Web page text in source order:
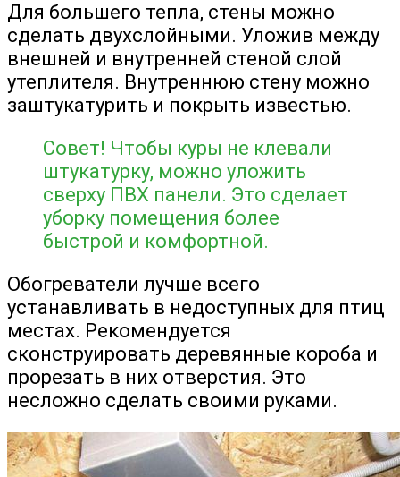
Для большего тепла, стены можно
сделать двухслойными. Уложив между
внешней и внутренней стеной слой
утеплителя. Внутреннюю стену можно
заштукатурить и покрыть известью.
Совет! Чтобы куры не клевали
штукатурку, можно уложить
сверху ПВХ панели. Это сделает
уборку помещения более
быстрой и комфортной.
Обогреватели лучше всего
устанавливать в недоступных для птиц
местах. Рекомендуется
сконструировать деревянные короба и
прорезать в них отверстия. Это
несложно сделать своими руками.